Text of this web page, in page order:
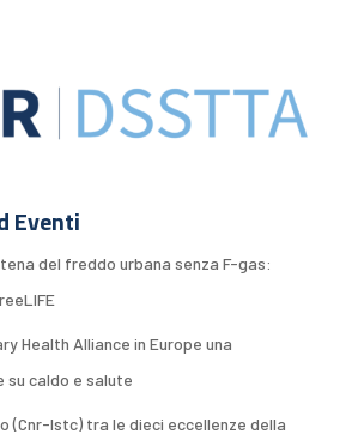
Eventi
del freddo urbana senza F-gas:
Health Alliance in Europe una
su caldo e salute
(Cnr-Istc) tra le dieci eccellenze della